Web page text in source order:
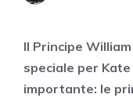
Il Principe
speciale per
importante: le